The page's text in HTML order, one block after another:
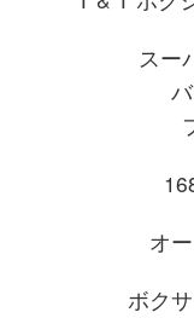
スー
オ
ボク